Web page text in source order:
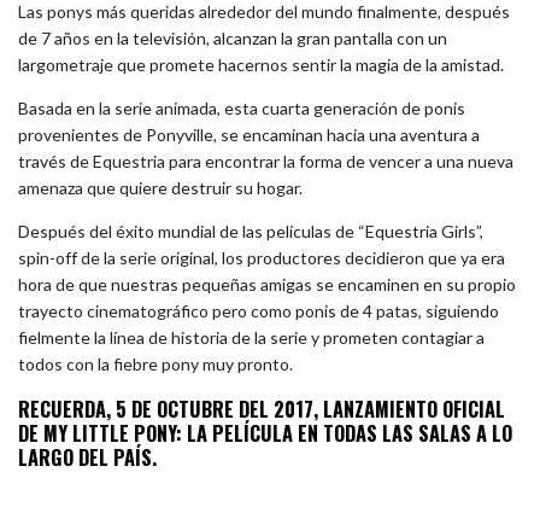
Las ponys más queridas alrededor del mundo finalmente, después
de 7 años en la televisión, alcanzan la gran pantalla con un
largometraje que promete hacernos sentir la magia de la amistad.
Basada en la serie animada, esta cuarta generación de ponis
provenientes de Ponyville, se encaminan hacia una aventura a
través de Equestria para encontrar la forma de vencer a una nueva
amenaza que quiere destruir su hogar.
Después del éxito mundial de las películas de “Equestria Girls”,
spin-off de la serie original, los productores decidieron que ya era
hora de que nuestras pequeñas amigas se encaminen en su propio
trayecto cinematográfico pero como ponis de 4 patas, siguiendo
fielmente la línea de historia de la serie y prometen contagiar a
todos con la fiebre pony muy pronto.
RECUERDA, 5 DE OCTUBRE DEL 2017, LANZAMIENTO OFICIAL
DE MY LITTLE PONY: LA PELÍCULA EN TODAS LAS SALAS A LO
LARGO DEL PAÍS.